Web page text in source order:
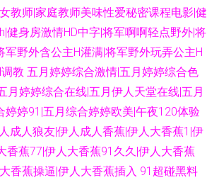
教师|家庭教师美味性爱秘密课程电影|健
健身房激情HD中字|将军啊啊轻点野外|将
野外含公主H灌满|将军野外玩弄公主H
教 五月婷婷综合激情|五月婷婷综合色
月婷婷综合在线|五月伊人天堂在线|五月
婷婷91|五月综合婷婷欧美|午夜120体验
成人狼友|伊人成人香蕉|伊人大香蕉1|伊
香蕉77|伊人大香蕉91久久|伊人大香蕉
香蕉操逼|伊人大香蕉插入 91超碰黑料